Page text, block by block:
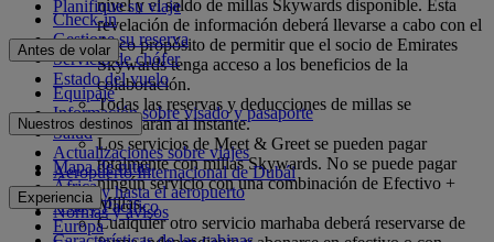
nivel y el saldo de millas Skywards disponible. Esta
revelación de información deberá llevarse a cabo con el
único propósito de permitir que el socio de Emirates
Skywards tenga acceso a los beneficios de la
colaboración.
Todas las reservas y deducciones de millas se
procesarán al instante.
Los servicios de Meet & Greet se pueden pagar
totalmente con millas Skywards. No se puede pagar
ningún servicio con una combinación de Efectivo +
Millas.
Cualquier otro servicio marhaba deberá reservarse de
Planifique su viaje
Check-in
Gestione su reserva
Servicio de chófer
Estado del vuelo
Antes de volar
Equipaje
Información sobre visado y pasaporte
Salud
Actualizaciones sobre viajes
Aeropuerto Internacional de Dubái
Desde y hasta el aeropuerto
Normas y avisos
Nuestros destinos
Mapa de rutas
África
Asia y Pacífico
Europa
Experiencia